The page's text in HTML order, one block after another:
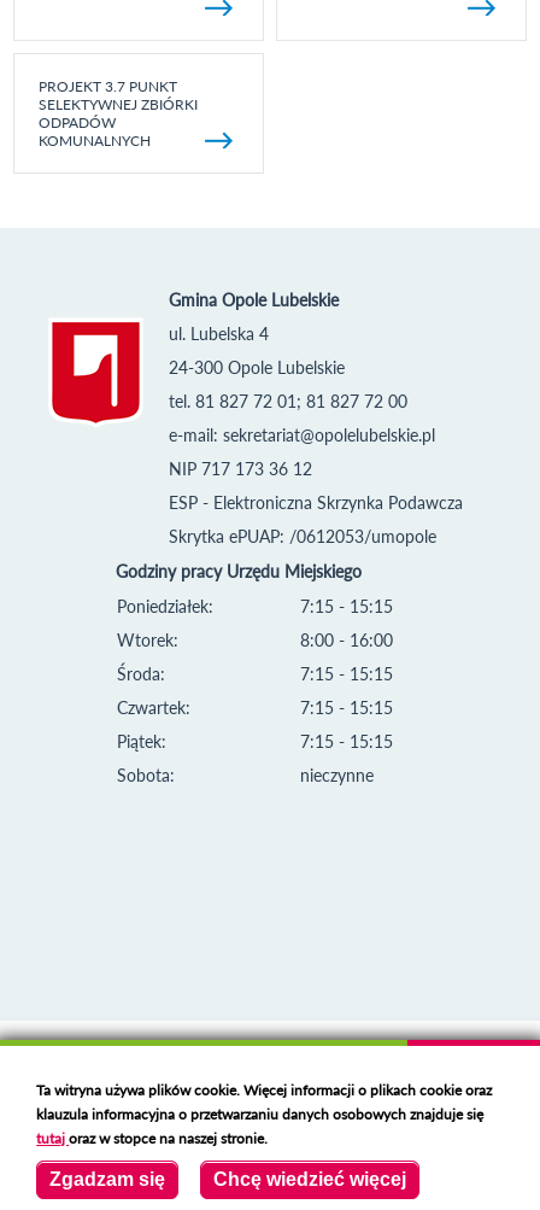
PROJEKT 3.7 PUNKT
SELEKTYWNEJ ZBIÓRKI
ODPADÓW
KOMUNALNYCH
Gmina Opole Lubelskie
ul. Lubelska 4
24-300 Opole Lubelskie
tel. 81 827 72 01; 81 827 72 00
e-mail: sekretariat@opolelubelskie.pl
NIP 717 173 36 12
ESP - Elektroniczna Skrzynka Podawcza
Skrytka ePUAP: /0612053/umopole
Godziny pracy Urzędu Miejskiego
Poniedziałek:
Wtorek:
Środa:
Czwartek:
Piątek:
Sobota:
7:15 - 15:15
8:00 - 16:00
7:15 - 15:15
7:15 - 15:15
7:15 - 15:15
nieczynne
Deklaracja dostępności
Polski serwer RBLhttps://polspam.pl/
Copyright 2023 Urząd Miejski w Opolu Lubelskim
Created byVOBACOM Odnośnik otworzy się w nowym oknie
Ta witryna używa plików cookie. Więcej informacji o plikach cookie oraz
klauzula informacyjna o przetwarzaniu danych osobowych znajduje się
tutajoraz w stopce na naszej stronie.
Zgadzam się Chcę wiedzieć więcej